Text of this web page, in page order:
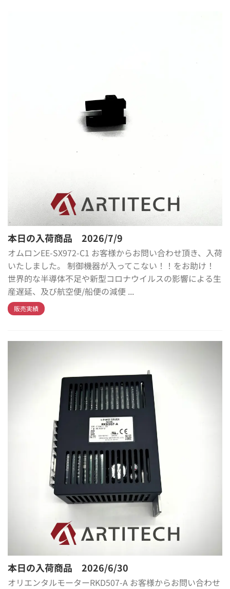
本日の入荷商品 2026/7/9
オムロンEE-SX972-C1 お客様からお問い合わせ頂き、入荷
いたしました。 制御機器が入ってこない！！をお助け！
世界的な半導体不足や新型コロナウイルスの影響による生
産遅延、及び航空便/船便の減便 ...
販売実績
本日の入荷商品 2026/6/30
オリエンタルモーターRKD507-A お客様からお問い合わせ